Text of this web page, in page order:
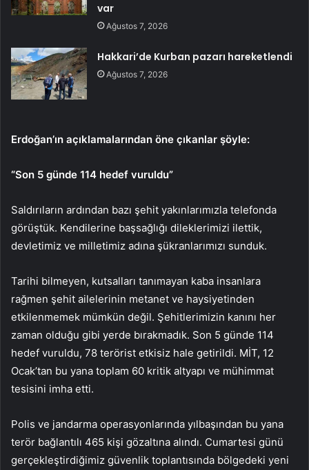
var
Ağustos 7, 2026
Hakkari’de Kurban pazarı hareketlendi
Ağustos 7, 2026
Erdoğan’ın açıklamalarından öne çıkanlar şöyle:
“Son 5 günde 114 hedef vuruldu”
Saldırıların ardından bazı şehit yakınlarımızla telefonda
görüştük. Kendilerine başsağlığı dileklerimizi ilettik,
devletimiz ve milletimiz adına şükranlarımızı sunduk.
Tarihi bilmeyen, kutsalları tanımayan kaba insanlara
rağmen şehit ailelerinin metanet ve haysiyetinden
etkilenmemek mümkün değil. Şehitlerimizin kanını her
zaman olduğu gibi yerde bırakmadık. Son 5 günde 114
hedef vuruldu, 78 terörist etkisiz hale getirildi. MİT, 12
Ocak’tan bu yana toplam 60 kritik altyapı ve mühimmat
tesisini imha etti.
Polis ve jandarma operasyonlarında yılbaşından bu yana
terör bağlantılı 465 kişi gözaltına alındı. Cumartesi günü
gerçekleştirdiğimiz güvenlik toplantısında bölgedeki yeni